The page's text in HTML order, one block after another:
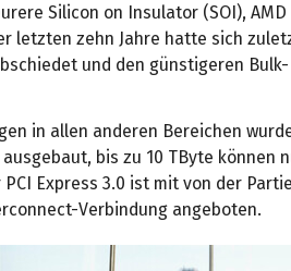
Silicon on Insulator (SOI), AMD
letzten zehn Jahre hatte sich
und den günstigeren Bulk-
in allen anderen Bereichen
bis zu 10 TByte können
Express 3.0 ist mit von der
Verbindung angeboten.